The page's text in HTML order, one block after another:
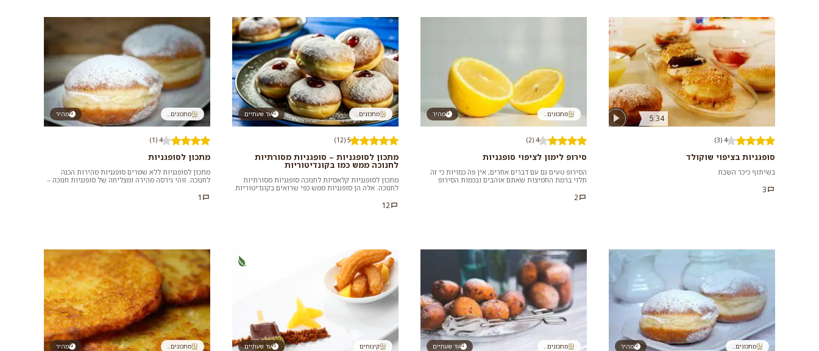
5:34
4 (3)
סופגניות בציפוי שוקולד
בשיתוף כיכר השבת
3
מהיר מתכונים...
4 (2)
סירופ לימון לציפוי סופגניות
הסירופ טעים גם עם דברים אחרים, אין פה כמויות כי זה
תלוי ברמת החמיצות שאתם אוהבים ובכמות הסירופ
2
עד שעתיים מתכונים...
5 (12)
מתכון לסופגניות – סופגניות מסורתיות
לחנוכה ממש כמו בקונדיטוריות
מתכון לסופגניות קלאסיות לחנוכה סופגניות מסורתיות
לחנוכה. אלה הן סופגניות ממש כפי שרואים בקונדיטוריות.
12
מהיר מתכונים...
4 (1)
מתכון לסופגניות
מתכון לסופגניות ללא שמרים סופגניות מהירות הכנה
לחנוכה. זוהי גירסה מהירה ומצליחה של סופגניות חנוכה –
1
מהיר מתכונים... עד שעתיים מתכונים... עד שעתיים קינוחים מהיר מתכונים...